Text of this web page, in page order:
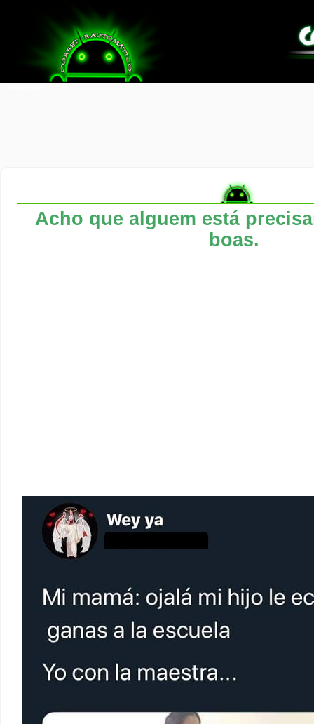
Acho que alguem está
boas.